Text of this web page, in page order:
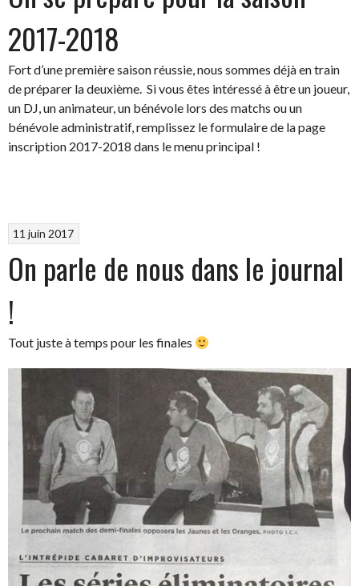
2017-2018
Fort d’une première saison réussie, nous sommes déjà en train
de préparer la deuxième. Si vous êtes intéressé à être un joueur,
un DJ, un animateur, un bénévole lors des matchs ou un
bénévole administratif, remplissez le formulaire de la page
inscription 2017-2018 dans le menu principal !
11 juin 2017
On parle de nous dans le journal
!
Tout juste à temps pour les finales